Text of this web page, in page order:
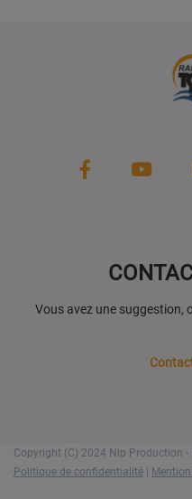
Vous avez une suggestion,
Copyright (C) 2024 Nip Production -
Politique de confidentialité |